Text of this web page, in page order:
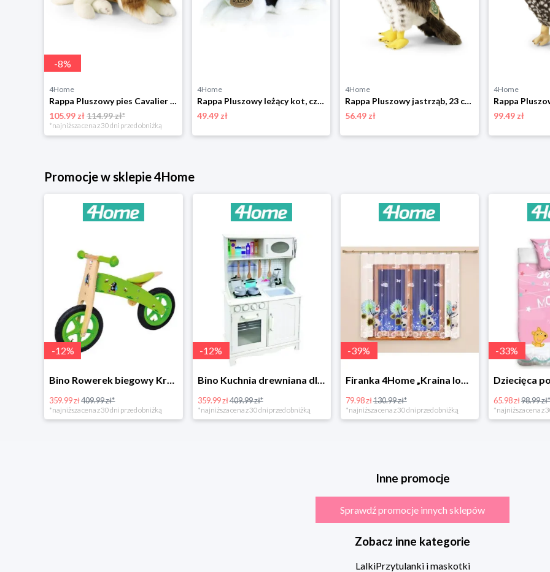
-8%
4Home
Rappa Pluszowy pies Cavalier King Charles Spaniel 40 cm ECO - PRZYJAZNY
105.99 zł114.99 zł*
*najniższa cena z 30 dni przed obniżką
4Home
Rappa Pluszowy leżący kot, czarno-biały, 16 cm
49.49 zł
4Home
Rappa Pluszowy jastrząb, 23 cm ECO-FRIENDLY
56.49 zł
4Home
99.49 zł
Promocje w sklepie 4Home
-12%
Bino Rowerek biegowy Krecik
359.99 zł409.99 zł*
*najniższa cena z 30 dni przed obniżką
-12%
359.99 zł409.99 zł*
*najniższa cena z 30 dni przed obniżką
-39%
79.98 zł130.99 zł*
*najniższa cena z 30 dni przed obniżką
-33%
65.98 zł98.99 zł*
*najniższa cena z
Inne promocje
Sprawdź promocje innych sklepów
Zobacz inne kategorie
LalkiPrzytulanki i maskotki